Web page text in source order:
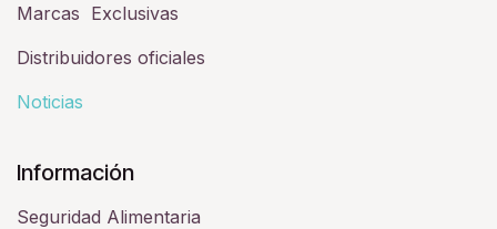
Marcas Exclusivas
Distribuidores oficiales
Noticias
Información
Seguridad Alimentaria